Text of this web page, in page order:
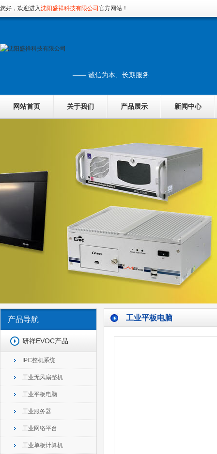
您好，欢迎进入沈阳盛祥科技有限公司 官方网站！
—— 诚信为本、长期服务
网站首页 关于我们 产品展示 新闻中心
工业平板电脑
产品导航
研祥EVOC产品
IPC整机系统
工业无风扇整机
工业平板电脑
工业服务器
工业网络平台
工业单板计算机